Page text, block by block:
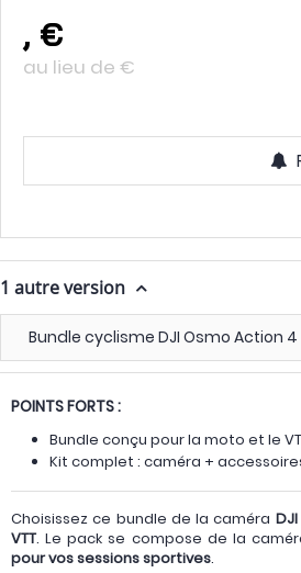
, €
au lieu de €
1 autre version
Bundle cyclisme DJI Osmo Action 4
POINTS FORTS :
Bundle conçu pour la moto et le
Kit complet : caméra +
Choisissez ce bundle de la caméra
VTT. Le pack se compose de la
pour vos sessions sportives.